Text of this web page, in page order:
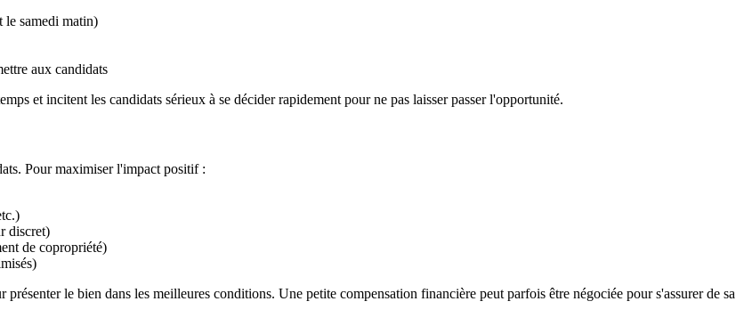
le samedi matin)
aux candidats
et incitent les candidats sérieux à se décider rapidement pour ne pas laisser passer l'opportunité.
Pour maximiser l'impact positif :
discret)
de copropriété)
le bien dans les meilleures conditions. Une petite compensation financière peut parfois être négociée pour s'assurer de sa